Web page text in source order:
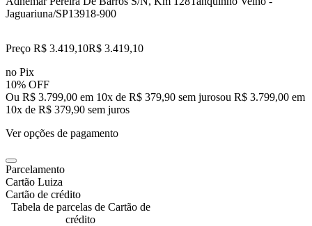
Jaguariuna/SP13918-900
Preço R$ 3.419,10R$ 3.419,10
no Pix
10% OFF
Ou R$ 3.799,00 em 10x de R$ 379,90 sem jurosou R$ 3.799,00 em
10x de R$ 379,90 sem juros
Ver opções de pagamento
Parcelamento
Cartão Luiza
Cartão de crédito
Tabela de parcelas de Cartão de
crédito